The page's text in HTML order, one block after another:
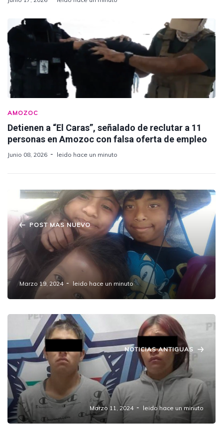
AMOZOC
Detienen a “El Caras”, señalado de reclutar a 11
personas en Amozoc con falsa oferta de empleo
Junio 08, 2026 leido hace un minuto
POST MAS NUEVO
Encuentran a los tres hermanitos Vázquez
Flores sanos y salvos después de su
desaparición
Marzo 19, 2024 leido hace un minuto
NOTICIAS ANTIGUAS
"Detenidos por delitos contra la salud y daño
a la propiedad ajena en San Salvador
Chachapa, Amozoc"
Marzo 11, 2024 leido hace un minuto